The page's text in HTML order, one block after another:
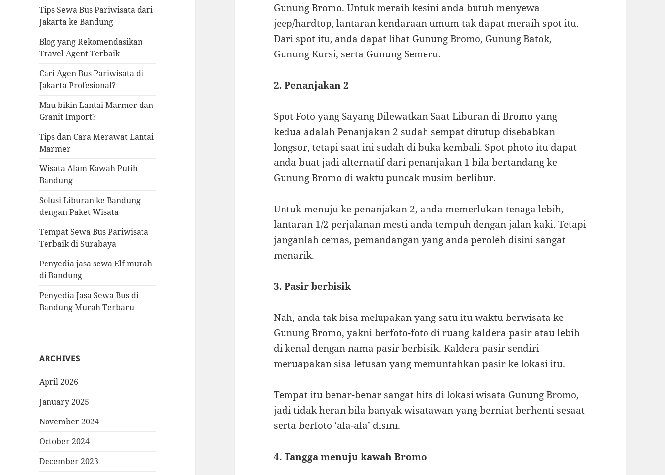
Tips Sewa Bus Pariwisata dari
Jakarta ke Bandung
Blog yang Rekomendasikan
Travel Agent Terbaik
Cari Agen Bus Pariwisata di
Jakarta Profesional?
Mau bikin Lantai Marmer dan
Granit Import?
Tips dan Cara Merawat Lantai
Marmer
Wisata Alam Kawah Putih
Bandung
Solusi Liburan ke Bandung
dengan Paket Wisata
Tempat Sewa Bus Pariwisata
Terbaik di Surabaya
Penyedia jasa sewa Elf murah
di Bandung
Penyedia Jasa Sewa Bus di
Bandung Murah Terbaru
ARCHIVES
April 2026
January 2025
November 2024
October 2024
December 2023
Gunung Bromo. Untuk meraih kesini anda butuh menyewa
jeep/hardtop, lantaran kendaraan umum tak dapat meraih spot itu.
Dari spot itu, anda dapat lihat Gunung Bromo, Gunung Batok,
Gunung Kursi, serta Gunung Semeru.
2. Penanjakan 2
Spot Foto yang Sayang Dilewatkan Saat Liburan di Bromo yang
kedua adalah Penanjakan 2 sudah sempat ditutup disebabkan
longsor, tetapi saat ini sudah di buka kembali. Spot photo itu dapat
anda buat jadi alternatif dari penanjakan 1 bila bertandang ke
Gunung Bromo di waktu puncak musim berlibur.
Untuk menuju ke penanjakan 2, anda memerlukan tenaga lebih,
lantaran 1/2 perjalanan mesti anda tempuh dengan jalan kaki. Tetapi
janganlah cemas, pemandangan yang anda peroleh disini sangat
menarik.
3. Pasir berbisik
Nah, anda tak bisa melupakan yang satu itu waktu berwisata ke
Gunung Bromo, yakni berfoto-foto di ruang kaldera pasir atau lebih
di kenal dengan nama pasir berbisik. Kaldera pasir sendiri
meruapakan sisa letusan yang memuntahkan pasir ke lokasi itu.
Tempat itu benar-benar sangat hits di lokasi wisata Gunung Bromo,
jadi tidak heran bila banyak wisatawan yang berniat berhenti sesaat
serta berfoto ‘ala-ala’ disini.
4. Tangga menuju kawah Bromo